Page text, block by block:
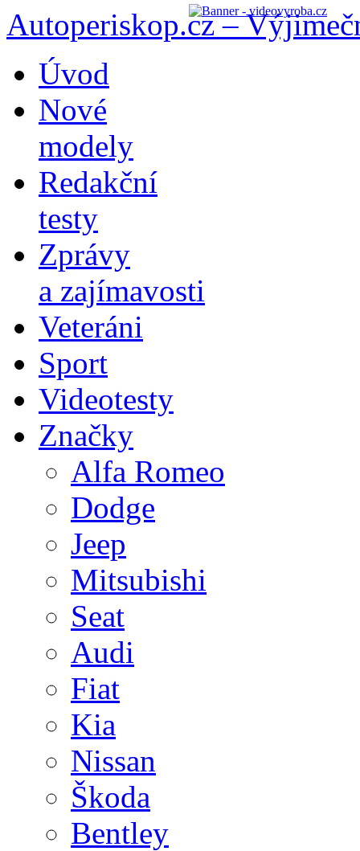
Autoperiskop.cz –
obsahu
webu
Úvod
Nové
modely
Redakční
testy
Zprávy
a zajímavosti
Veteráni
Sport
Videotesty
Značky
Alfa Romeo
Dodge
Jeep
Mitsubishi
Seat
Audi
Fiat
Kia
Nissan
Škoda
Bentley